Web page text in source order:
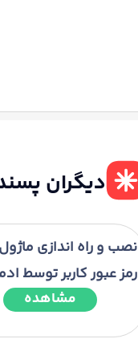
دیگران
نصب و راه اندازی
رمز عبور کاربر توسط
مشاهده